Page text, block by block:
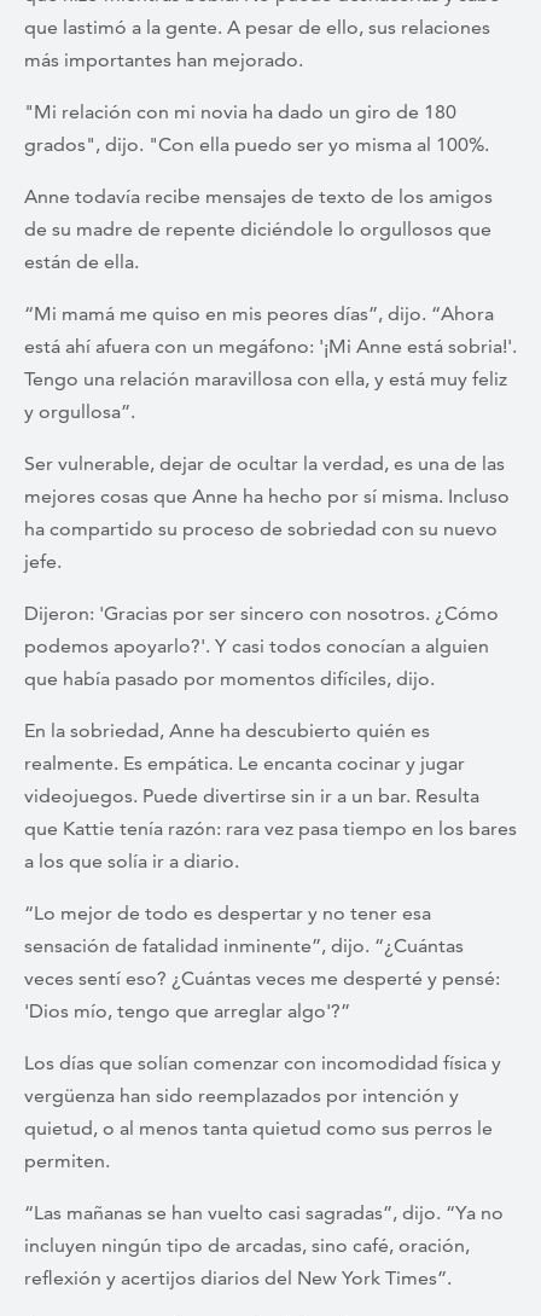
que lastimó a la gente. A pesar de ello, sus relaciones
más importantes han mejorado.
"Mi relación con mi novia ha dado un giro de 180
grados", dijo. "Con ella puedo ser yo misma al 100%.
Anne todavía recibe mensajes de texto de los amigos
de su madre de repente diciéndole lo orgullosos que
están de ella.
“Mi mamá me quiso en mis peores días”, dijo. “Ahora
está ahí afuera con un megáfono: '¡Mi Anne está sobria!'.
Tengo una relación maravillosa con ella, y está muy feliz
y orgullosa”.
Ser vulnerable, dejar de ocultar la verdad, es una de las
mejores cosas que Anne ha hecho por sí misma. Incluso
ha compartido su proceso de sobriedad con su nuevo
jefe.
Dijeron: 'Gracias por ser sincero con nosotros. ¿Cómo
podemos apoyarlo?'. Y casi todos conocían a alguien
que había pasado por momentos difíciles, dijo.
En la sobriedad, Anne ha descubierto quién es
realmente. Es empática. Le encanta cocinar y jugar
videojuegos. Puede divertirse sin ir a un bar. Resulta
que Kattie tenía razón: rara vez pasa tiempo en los bares
a los que solía ir a diario.
“Lo mejor de todo es despertar y no tener esa
sensación de fatalidad inminente”, dijo. “¿Cuántas
veces sentí eso? ¿Cuántas veces me desperté y pensé:
'Dios mío, tengo que arreglar algo'?”
Los días que solían comenzar con incomodidad física y
vergüenza han sido reemplazados por intención y
quietud, o al menos tanta quietud como sus perros le
permiten.
“Las mañanas se han vuelto casi sagradas”, dijo. “Ya no
incluyen ningún tipo de arcadas, sino café, oración,
reflexión y acertijos diarios del New York Times”.